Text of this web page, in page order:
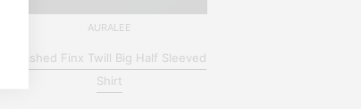
AURALEE
Washed Finx Twill Big Half Sleeved
Shirt